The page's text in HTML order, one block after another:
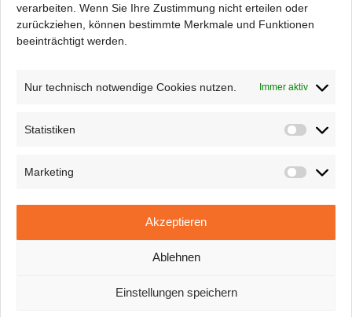
verarbeiten. Wenn Sie Ihre Zustimmung nicht erteilen oder
zurückziehen, können bestimmte Merkmale und Funktionen
beeinträchtigt werden.
Nur technisch notwendige Cookies nutzen. Immer aktiv
Statistiken
Marketing
Akzeptieren
Ablehnen
Einstellungen speichern
14. April 2023
Hotel Hohenzollern
Office Building